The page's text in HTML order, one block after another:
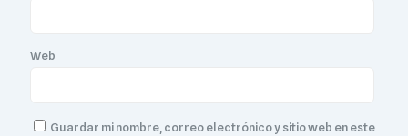
Web
Guardar mi nombre, correo electrónico y sitio web en este